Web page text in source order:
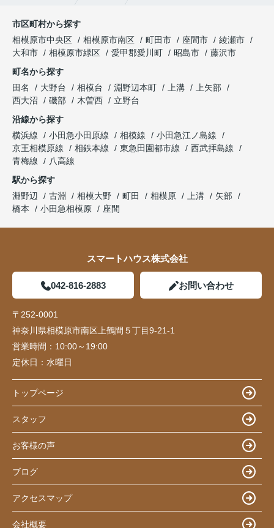
市区町村から探す
相模原市中央区
相模原市南区 町田市 座間市
綾瀬市
大和市
相模原市緑区 愛甲郡愛川町 昭島市
藤沢市
町名から探す
田名
大野台 相模台 淵野辺本町 上溝
上矢部
西大沼
磯部 木曽西
立野台
沿線から探す
横浜線
小田急小田原線 相模線
小田急江ノ島線
京王相模原線
相鉄本線 東急田園都市線
西武拝島線
青梅線
八高線
駅から探す
淵野辺
古淵 相模大野 町田 相模原 上溝
矢部
橋本
小田急相模原 座間
スマートハウス株式会社
042-816-2883 お問い合わせ
〒252-0001
神奈川県相模原市南区上鶴間５丁目9-21-1
営業時間： 10:00～19:00
定休日： 水曜日
トップページ
スタッフ
お客様の声
ブログ
アクセスマップ
会社概要